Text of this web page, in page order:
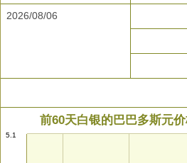
2026/08/06
前60天白银的巴巴多斯元
5.1